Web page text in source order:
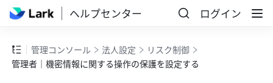
ヘルプセンター ログイン
管理コンソール 法人設定
リスク制御
管理者｜機密情報に関する操作の保護を設定する